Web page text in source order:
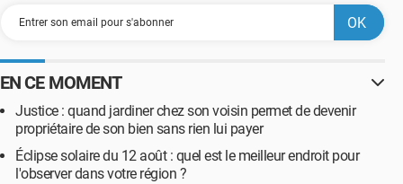
EN CE MOMENT
Justice : quand jardiner chez son voisin permet de devenir
propriétaire de son bien sans rien lui payer
Éclipse solaire du 12 août : quel est le meilleur endroit pour
l'observer dans votre région ?